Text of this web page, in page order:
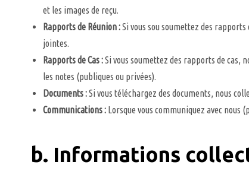
et les images de reçu.
Rapports de Réunion :Si vous sou soumettez des
jointes.
Rapports de Cas :Si vous soumettez des rapports de
les notes (publiques ou privées).
Documents :Si vous téléchargez des documents, nous
Communications : Lorsque vous communiquez avec
b. Informations